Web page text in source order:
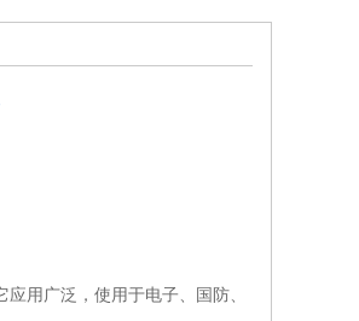
用广泛，使用于电子、国防、